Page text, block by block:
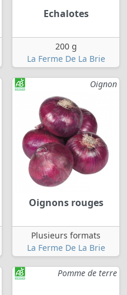
Echalotes
200 g
La Ferme De La Brie
Oignon
Oignons rouges
Plusieurs formats
La Ferme De La Brie
Pomme de terre